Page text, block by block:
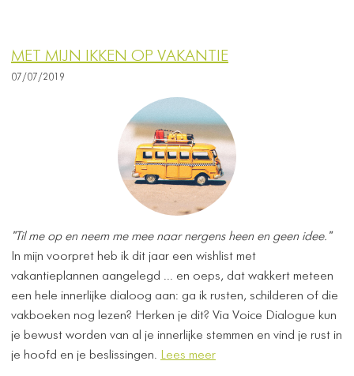
MET MIJN IKKEN OP VAKANTIE
07/07/2019
"Til me op en neem me mee naar nergens heen en geen idee."
In mijn voorpret heb ik dit jaar een wishlist met
vakantieplannen aangelegd ... en oeps, dat wakkert meteen
een hele innerlijke dialoog aan: ga ik rusten, schilderen of die
vakboeken nog lezen? Herken je dit? Via Voice Dialogue kun
je bewust worden van al je innerlijke stemmen en vind je rust in
je hoofd en je beslissingen. Lees meer